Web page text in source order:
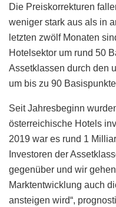
Die Preiskorrekturen
weniger stark aus als in
letzten zwölf Monaten
Hotelsektor um rund 50
Assetklassen durch den
um bis zu 90
Seit Jahresbeginn
österreichische Hotels
2019 war es rund 1
Investoren der
gegenüber und wir
Marktentwicklung auch
ansteigen wird“,